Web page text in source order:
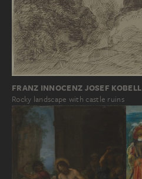
FRANZ INNOCENZ JOSEF KOBELL
Rocky landscape with castle ruins